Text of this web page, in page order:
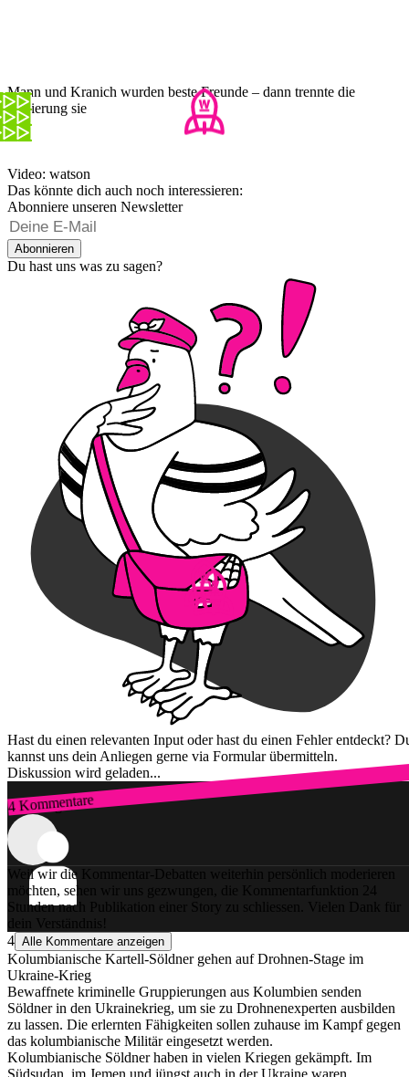
Mann und Kranich wurden beste Freunde – dann trennte die
Regierung sie
Video: watson
Das könnte dich auch noch interessieren:
Abonniere unseren Newsletter
Abonnieren
Du hast uns was zu sagen?
Hast du einen relevanten Input oder hast du einen Fehler entdeckt?
kannst uns dein Anliegen gerne via Formular übermitteln.
Diskussion wird geladen...
4 Kommentare
Zum Login
Weil wir die Kommentar-Debatten weiterhin persönlich moderieren
möchten, sehen wir uns gezwungen, die Kommentarfunktion 24
Stunden nach Publikation einer Story zu schliessen. Vielen Dank für
dein Verständnis!
4 Alle Kommentare anzeigen
Kolumbianische Kartell-Söldner gehen auf Drohnen-Stage im
Ukraine-Krieg
Bewaffnete kriminelle Gruppierungen aus Kolumbien senden
Söldner in den Ukrainekrieg, um sie zu Drohnenexperten ausbilden
zu lassen. Die erlernten Fähigkeiten sollen zuhause im Kampf gegen
das kolumbianische Militär eingesetzt werden.
Kolumbianische Söldner haben in vielen Kriegen gekämpft. Im